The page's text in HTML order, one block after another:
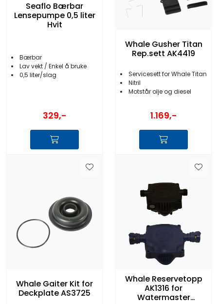
Seaflo Bærbar
Lensepumpe 0,5 liter
Hvit
Bærbar
Lav vekt / Enkel å bruke
0,5 liter/slag
329,-
Whale Gusher Titan
Rep.sett AK4419
Servicesett for Whale Titan
Nitril
Motstår olje og diesel
1.169,-
Whale Gaiter Kit for
Deckplate AS3725
Whale Reservetopp
AK1316 for
Watermaster